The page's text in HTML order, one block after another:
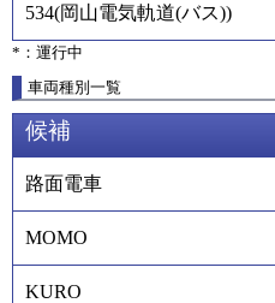
534(岡山電気軌道(バス))
*：運行中
車両種別一覧
候補
路面電車
MOMO
KURO